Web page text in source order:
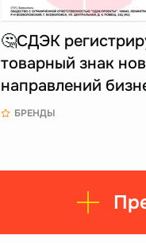
🤔СДЭК
товарный знак
направлений
БРЕНДЫ